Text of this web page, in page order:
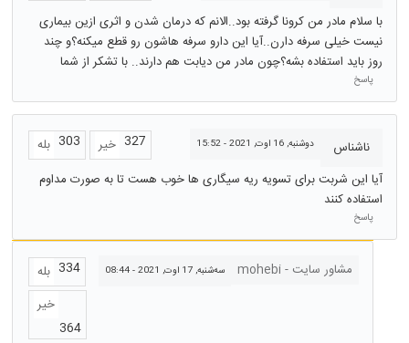
با سلام مادر من کرونا گرفته بود..الانم که درمان شدن و اثری ازین بیماری
نیست خیلی سرفه دارن..آیا این دارو سرفه هاشون رو قطع میکنه؟و چند
روز باید استفاده بشه؟چون مادر من دیابت هم دارند.. با تشکر از شما
پاسخ
ناشناس دوشنبه, 16 اوت, 2021 - 15:52 بله 303 خیر 327
آیا این شربت برای تسویه ریه سیگاری ها خوب هست تا به صورت مداوم
استفاده کنند
پاسخ
مشاور سایت - mohebi سه‌شنبه, 17 اوت, 2021 - 08:44 بله 334
خیر
364